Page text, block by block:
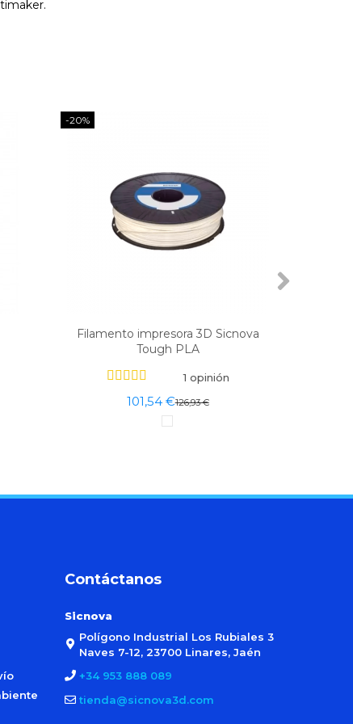
-20%
Filamento impresora 3D Sicnova
Tough PLA
1 opinión
101,54 €126,93 €
Contáctanos
Sicnova
Polígono Industrial Los Rubiales 3
Naves 7-12, 23700 Linares, Jaén
+34 953 888 089
tienda@sicnova3d.com